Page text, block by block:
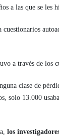
a las que se les
a través de los
clase de
solo 13.000
los